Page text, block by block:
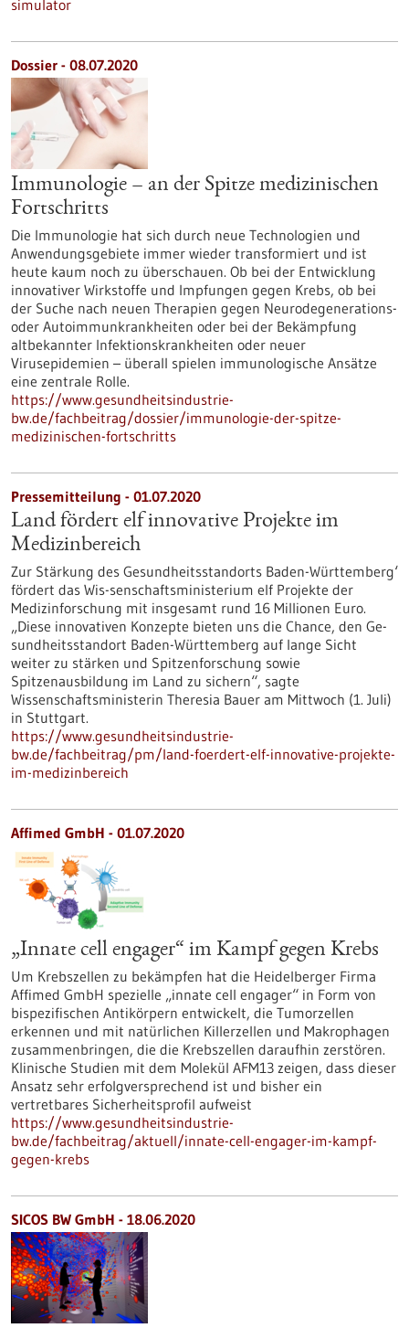
simulator
Dossier - 08.07.2020
Immunologie – an der Spitze medizinischen
Fortschritts
Die Immunologie hat sich durch neue Technologien und
Anwendungsgebiete immer wieder transformiert und ist
heute kaum noch zu überschauen. Ob bei der Entwicklung
innovativer Wirkstoffe und Impfungen gegen Krebs, ob bei
der Suche nach neuen Therapien gegen Neurodegenerations-
oder Autoimmunkrankheiten oder bei der Bekämpfung
altbekannter Infektionskrankheiten oder neuer
Virusepidemien – überall spielen immunologische Ansätze
eine zentrale Rolle.
https://www.gesundheitsindustrie-
bw.de/fachbeitrag/dossier/immunologie-der-spitze-
medizinischen-fortschritts
Pressemitteilung - 01.07.2020
Land fördert elf innovative Projekte im
Medizinbereich
Zur Stärkung des Gesundheitsstandorts Baden-Württemberg‘
fördert das Wis-senschaftsministerium elf Projekte der
Medizinforschung mit insgesamt rund 16 Millionen Euro.
„Diese innovativen Konzepte bieten uns die Chance, den Ge-
sundheitsstandort Baden-Württemberg auf lange Sicht
weiter zu stärken und Spitzenforschung sowie
Spitzenausbildung im Land zu sichern“, sagte
Wissenschaftsministerin Theresia Bauer am Mittwoch (1. Juli)
in Stuttgart.
https://www.gesundheitsindustrie-
bw.de/fachbeitrag/pm/land-foerdert-elf-innovative-projekte-
im-medizinbereich
Affimed GmbH - 01.07.2020
„Innate cell engager“ im Kampf gegen Krebs
Um Krebszellen zu bekämpfen hat die Heidelberger Firma
Affimed GmbH spezielle „innate cell engager“ in Form von
bispezifischen Antikörpern entwickelt, die Tumorzellen
erkennen und mit natürlichen Killerzellen und Makrophagen
zusammenbringen, die die Krebszellen daraufhin zerstören.
Klinische Studien mit dem Molekül AFM13 zeigen, dass dieser
Ansatz sehr erfolgversprechend ist und bisher ein
vertretbares Sicherheitsprofil aufweist
https://www.gesundheitsindustrie-
bw.de/fachbeitrag/aktuell/innate-cell-engager-im-kampf-
gegen-krebs
SICOS BW GmbH - 18.06.2020